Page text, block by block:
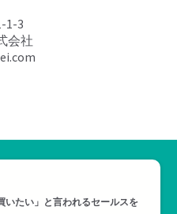
1-3
会社
いたい」と言われるセールスを